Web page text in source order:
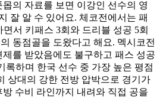
의 자료를 보면 이강인 선수의 영
잘 알 수 있어요. 체코전에서는 패
서 키패스 3회와 드리블 성공 5회
동점골을 도왔다고 해요. 멕시코전
를 받았음에도 불구하고 패스 성공
록하며 한국 선수 중 가장 높은 평점
상대의 강한 전방 압박으로 경기가
수비 라인까지 내려와 직접 공을